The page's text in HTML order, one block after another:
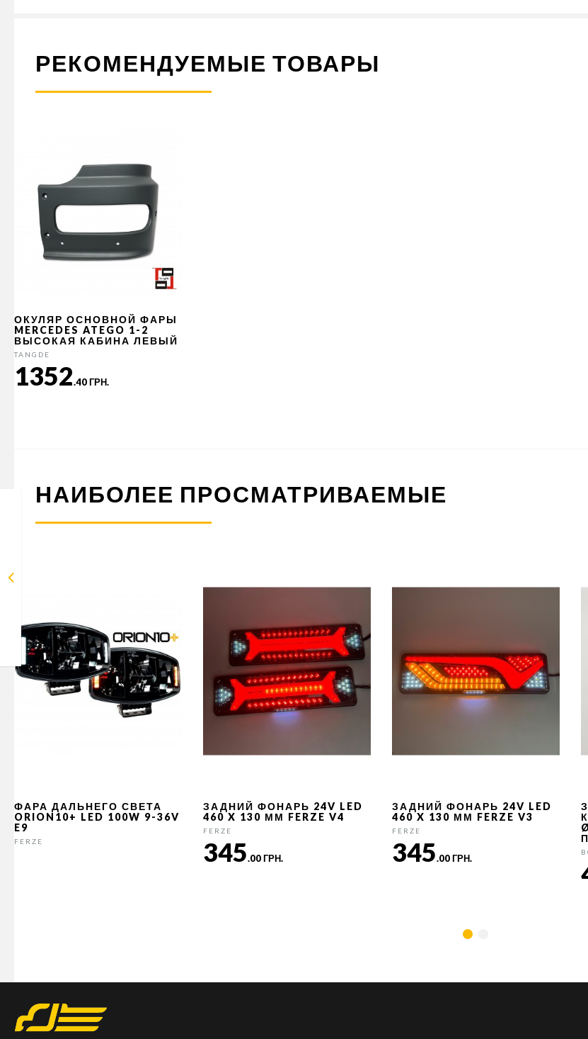
РЕКОМЕНДУЕМЫЕ ТОВАРЫ
ОКУЛЯР ОСНОВНОЙ ФАРЫ
MERCEDES ATEGO 1-2
ВЫСОКАЯ КАБИНА ЛЕВЫЙ
TANGDE
1352.40 ГРН.
НАИБОЛЕЕ ПРОСМАТРИВАЕМЫЕ
ФАРА ДАЛЬНЕГО СВЕТА
ORION10+ LED 100W 9-36V
E9
FERZE
ЗАДНИЙ ФОНАРЬ 24V LED
460 X 130 ММ FERZE V4
FERZE
345.00 ГРН.
ЗАДНИЙ ФОНАРЬ 24V LED
460 X 130 ММ FERZE V3
FERZE
345.00 ГРН.